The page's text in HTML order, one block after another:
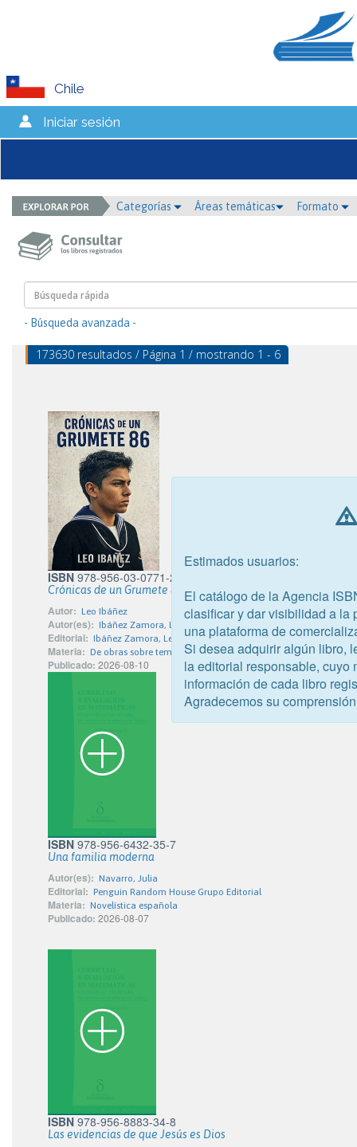
Chile
Iniciar sesión
Categorías Áreas temáticas Formato
- Búsqueda avanzada -
173630 resultados / Página 1 / mostrando 1 - 6
ISBN 978-956-03-0771-2
Crónicas de un Grumete 86
Autor: Leo Ibáñez
Autor(es): Ibáñez Zamora, Leonardo Ivan
Editorial: Ibáñez Zamora, Leonardo Ivan
Materia: De obras sobre temas específicos
Publicado: 2026-08-10
ISBN 978-956-6432-35-7
Una familia moderna
Autor(es): Navarro, Julia
Editorial: Penguin Random House Grupo Editorial
Materia: Novelística española
Publicado: 2026-08-07
ISBN 978-956-8883-34-8
Las evidencias de que Jesús es Dios
Estimados usuarios:
El catálogo de la Agencia
clasificar y dar visibilidad a la
una plataforma de
Si desea adquirir algún libro,
la editorial responsable, cuyo
información de cada libro
Agradecemos su